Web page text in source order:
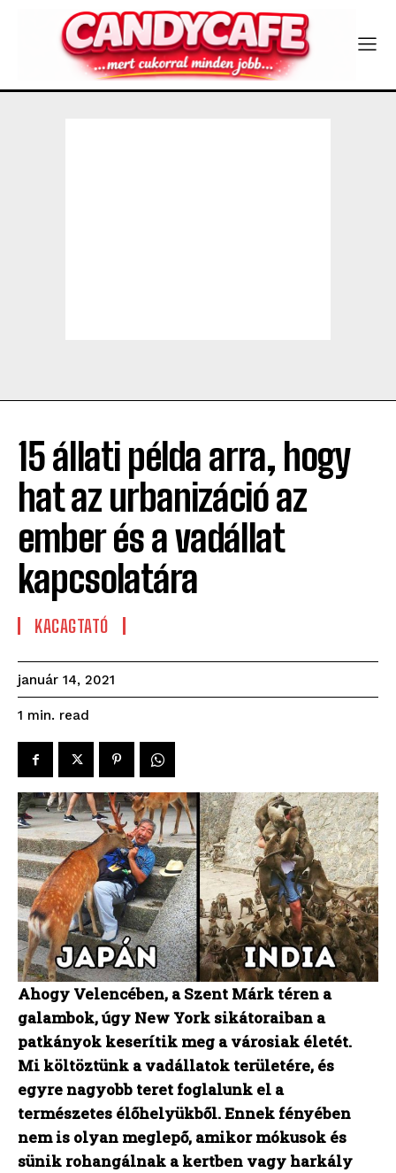
15 állati példa arra, hogy
hat az urbanizáció az
ember és a vadállat
kapcsolatára
KACAGTATÓ
január 14, 2021
1 min. read
Ahogy Velencében, a Szent Márk téren a
galambok, úgy New York sikátoraiban a
patkányok keserítik meg a városiak életét.
Mi költöztünk a vadállatok területére, és
egyre nagyobb teret foglalunk el a
természetes élőhelyükből. Ennek fényében
nem is olyan meglepő, amikor mókusok és
sünik rohangálnak a kertben vagy harkály